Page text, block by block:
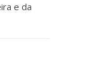
e da